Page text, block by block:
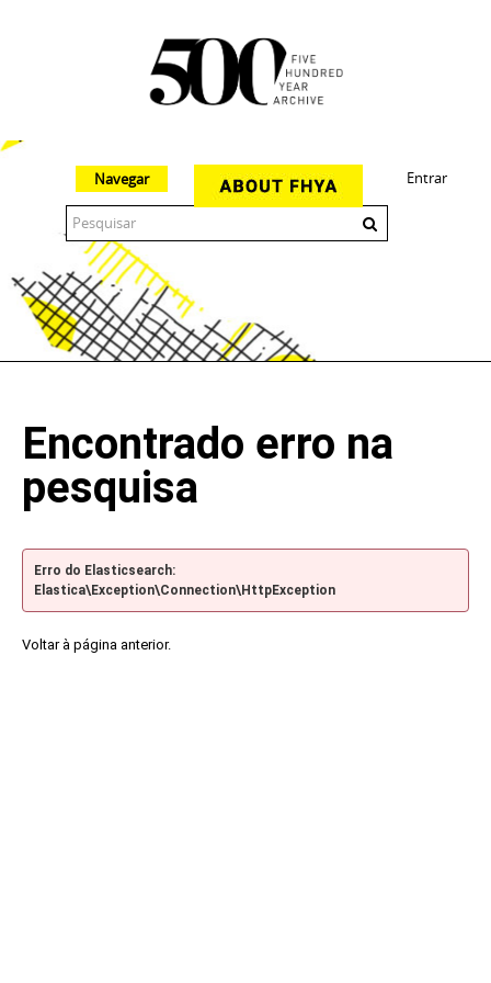
Entrar
Navegar
Encontrado erro na
pesquisa
Erro do Elasticsearch:
Elastica\Exception\Connection\HttpException
Voltar à página anterior.